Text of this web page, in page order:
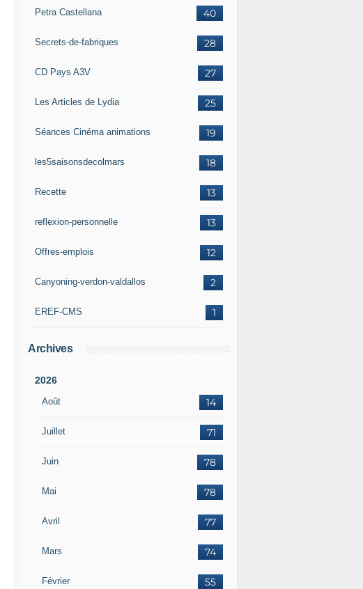
40
Petra Castellana
28
Secrets-de-fabriques
27
CD Pays A3V
25
Les Articles de Lydia
19
Séances Cinéma animations
18
les5saisonsdecolmars
13
Recette
13
reflexion-personnelle
12
Offres-emplois
2
Canyoning-verdon-valdallos
1
EREF-CMS
Archives
2026
Août 14
Juillet 71
Juin 78
Mai 78
Avril 77
Mars 74
Février 55